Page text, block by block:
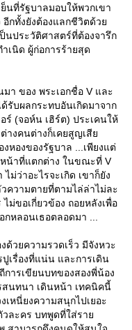
นที่รัฐบาลมอบให้พวกเขา
กทั้งยังต้องแลกชีวิตด้ว
นประวัติศาสตร์ที่ต้องจารึก
เนิด ผู้ก่อการร้ายสุด
า ของ พระเอกชื่อ V และ
รับผลกระทบอันเกิดมาจาก
ร์ (จอห์น เฮิร์ต) ประเคนให้
ต่างคนต่างก็เคยสูญเสี
หองของรัฐบาล ...เพียงแต่
หน้าที่แตกต่าง ในขณะที่ V
ม่ว่าอะไรจะเกิด เขาก็ยัง
ความตายที่ตามไล่ล่าไม่ละ
ม่ขอเกี่ยวข้อง ถอยหลังเพื่อ
หลอนเธอตลอดมา ...
ด้วยความรวดเร็ว มีจังหวะ
ปูเรื่องที่แน่น และการเดิน
ารเขียนบทของสองพี่น้อง
สนทนา เดินหน้า เทคนิคนี้
เหนี่ยงความสนุกไปเยอะ
วละคร บทพูดที่ใส่รา